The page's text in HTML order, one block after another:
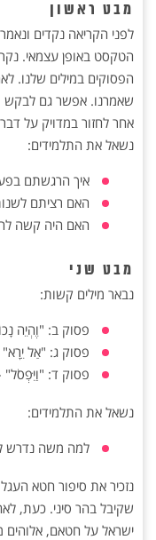
מבט ראשון
לפני הקריאה נקדים
הטקסט באופן עצמאי.
הפסוקים במילים שלנו.
שאמרנו. אפשר גם לבקש
אחר לחזור במדויק על
נשאל את התלמידים:
איך הרגשתם
האם רציתם
האם היה קשה
מבט שני
נבאר מילים קשות:
פסוק ב: "וֶהְיֵה
פסוק ג: "אַל יֵרָא"
פסוק ד: "וַיִּפְסֹל"
נשאל את התלמידים:
למה משה נדרש
נזכיר את סיפור חטא
שקיבל בהר סיני. כעת,
ישראל על חטאם, אלוהים